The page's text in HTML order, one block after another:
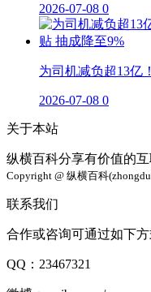
2026-07-08 0
为司机减负超13亿
2026-07-08 0
关于本站
纵横百科分享有价值的
Copyright @ 纵横百科
联系我们
合作或咨询可通过如下方
QQ：23467321